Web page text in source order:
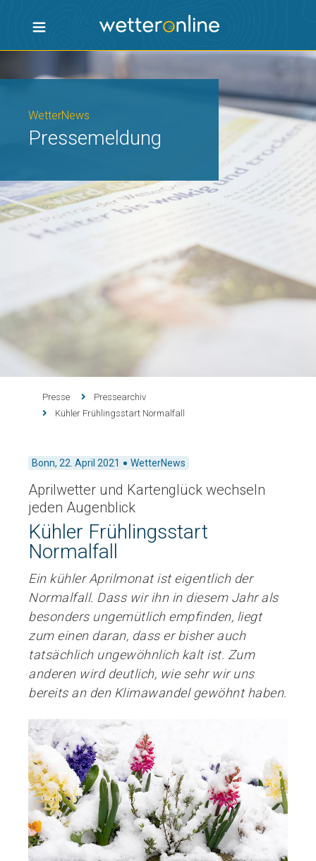
WetterNews
Pressemeldung
Presse
Pressearchiv
Kühler Frühlingsstart Normalfall
Bonn, 22. April 2021 WetterNews
Aprilwetter und Kartenglück wechseln
jeden Augenblick
Kühler Frühlingsstart
Normalfall
Ein kühler Aprilmonat ist eigentlich der
Normalfall. Dass wir ihn in diesem Jahr als
besonders ungemütlich empfinden, liegt
zum einen daran, dass er bisher auch
tatsächlich ungewöhnlich kalt ist. Zum
anderen wird deutlich, wie sehr wir uns
bereits an den Klimawandel gewöhnt haben.